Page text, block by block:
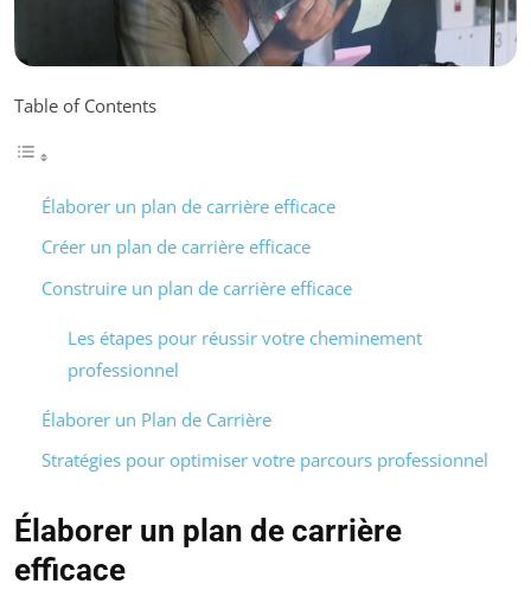
Table of Contents
Élaborer un plan de carrière efficace
Créer un plan de carrière efficace
Construire un plan de carrière efficace
Les étapes pour réussir votre cheminement
professionnel
Élaborer un Plan de Carrière
Stratégies pour optimiser votre parcours professionnel
Élaborer un plan de carrière
efficace